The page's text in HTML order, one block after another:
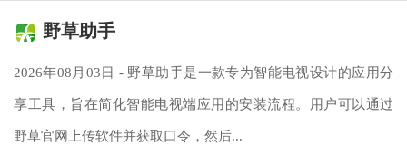
野草助手
2026年08月03日 - 野草助手是一款专为智能电视设计的应用分
享工具，旨在简化智能电视端应用的安装流程。用户可以通过
野草官网上传软件并获取口令，然后...